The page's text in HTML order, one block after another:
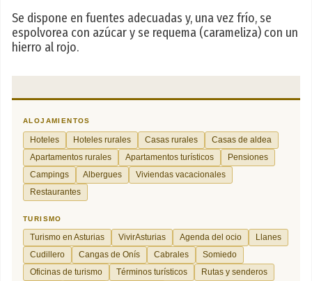
Se dispone en fuentes adecuadas y, una vez frío, se
espolvorea con azúcar y se requema (carameliza) con un
hierro al rojo.